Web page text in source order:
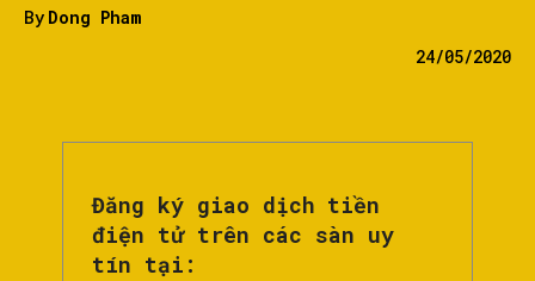
By Dong Pham
24/05/2020
Đăng ký giao dịch tiền
điện tử trên các sàn uy
tín tại: